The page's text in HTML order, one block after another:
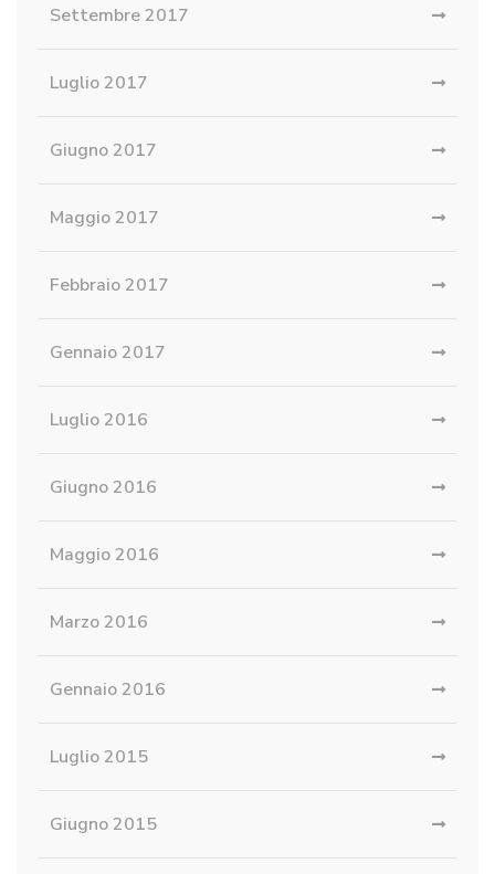
Settembre 2017
Luglio 2017
Giugno 2017
Maggio 2017
Febbraio 2017
Gennaio 2017
Luglio 2016
Giugno 2016
Maggio 2016
Marzo 2016
Gennaio 2016
Luglio 2015
Giugno 2015